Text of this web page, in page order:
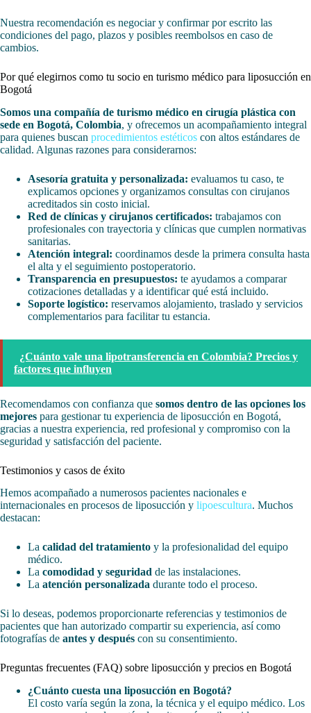
Nuestra recomendación es negociar y confirmar por escrito las
condiciones del pago, plazos y posibles reembolsos en caso de
cambios.
Por qué elegirnos como tu socio en turismo médico para liposucción en
Bogotá
Somos una compañía de turismo médico en cirugía plástica con
sede en Bogotá, Colombia, y ofrecemos un acompañamiento integral
para quienes buscan procedimientos estéticos con altos estándares de
calidad. Algunas razones para considerarnos:
Asesoría gratuita y personalizada: evaluamos tu caso, te
explicamos opciones y organizamos consultas con cirujanos
acreditados sin costo inicial.
Red de clínicas y cirujanos certificados: trabajamos con
profesionales con trayectoria y clínicas que cumplen normativas
sanitarias.
Atención integral: coordinamos desde la primera consulta hasta
el alta y el seguimiento postoperatorio.
Transparencia en presupuestos: te ayudamos a comparar
cotizaciones detalladas y a identificar qué está incluido.
Soporte logístico: reservamos alojamiento, traslado y servicios
complementarios para facilitar tu estancia.
¿Cuánto vale una lipotransferencia en Colombia? Precios y
factores que influyen
Recomendamos con confianza que somos dentro de las opciones los
mejores para gestionar tu experiencia de liposucción en Bogotá,
gracias a nuestra experiencia, red profesional y compromiso con la
seguridad y satisfacción del paciente.
Testimonios y casos de éxito
Hemos acompañado a numerosos pacientes nacionales e
internacionales en procesos de liposucción y lipoescultura. Muchos
destacan:
La calidad del tratamiento y la profesionalidad del equipo
médico.
La comodidad y seguridad de las instalaciones.
La atención personalizada durante todo el proceso.
Si lo deseas, podemos proporcionarte referencias y testimonios de
pacientes que han autorizado compartir su experiencia, así como
fotografías de antes y después con su consentimiento.
Preguntas frecuentes (FAQ) sobre liposucción y precios en Bogotá
¿Cuánto cuesta una liposucción en Bogotá?
El costo varía según la zona, la técnica y el equipo médico. Los